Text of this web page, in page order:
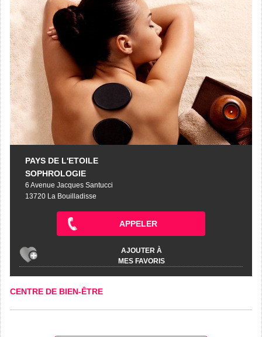
PAYS DE L'ETOILE
SOPHROLOGIE
6 Avenue Jacques Santucci
13720 La Bouilladisse
APPELER
AJOUTER À
MES FAVORIS
CENTRE DE BIEN-ÊTRE